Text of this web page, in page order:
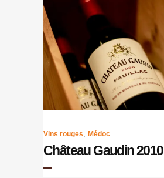
Vins rouges Médoc
Château Gaudin 2010